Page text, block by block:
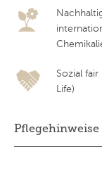
Sozial
Life)
Pflegehinweise